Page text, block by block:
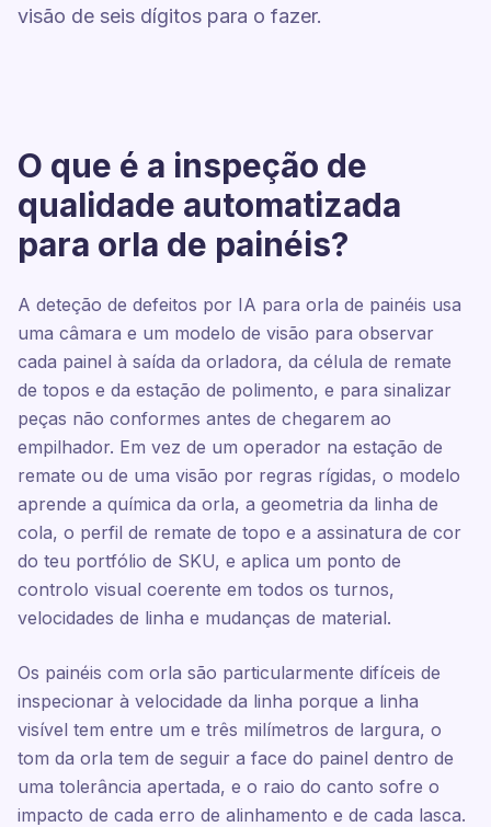
visão de seis dígitos para o fazer.
O que é a inspeção de
qualidade automatizada
para orla de painéis?
A deteção de defeitos por IA para orla de painéis usa
uma câmara e um modelo de visão para observar
cada painel à saída da orladora, da célula de remate
de topos e da estação de polimento, e para sinalizar
peças não conformes antes de chegarem ao
empilhador. Em vez de um operador na estação de
remate ou de uma visão por regras rígidas, o modelo
aprende a química da orla, a geometria da linha de
cola, o perfil de remate de topo e a assinatura de cor
do teu portfólio de SKU, e aplica um ponto de
controlo visual coerente em todos os turnos,
velocidades de linha e mudanças de material.
Os painéis com orla são particularmente difíceis de
inspecionar à velocidade da linha porque a linha
visível tem entre um e três milímetros de largura, o
tom da orla tem de seguir a face do painel dentro de
uma tolerância apertada, e o raio do canto sofre o
impacto de cada erro de alinhamento e de cada lasca.